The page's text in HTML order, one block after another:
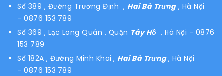
Số 389 , Đường Trương Định , Hai Bà Trưng, Hà Nội
- 0876 153 789
Số 369 , Lạc Long Quân , Quận Tây Hồ , Hà Nội - 0876
153 789
Số 182A , Đường Minh Khai , Hai Bà Trưng, Hà Nội
- 0876 153 789